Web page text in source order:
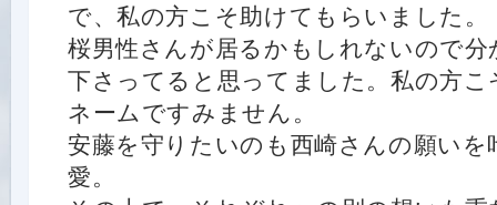
で、私の方こそ助けてもらいました。
桜男性さんが居るかもしれないので
下さってると思ってました。私の方
ネームですみません。
安藤を守りたいのも西崎さんの願いを
愛。